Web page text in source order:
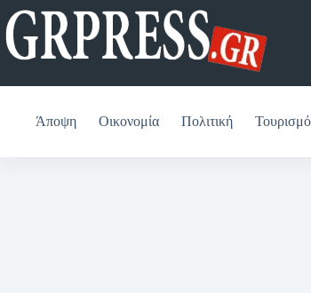
Μετάβαση
στο
περιεχόμενο
Άποψη Οικονομία Πολιτική